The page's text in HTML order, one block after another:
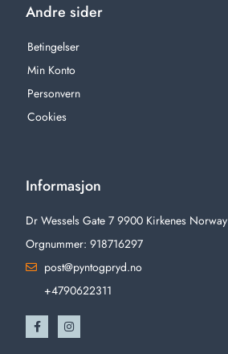
Andre sider
Betingelser
Min Konto
Personvern
Cookies
Informasjon
Dr Wessels Gate 7 9900 Kirkenes Norway
Orgnummer: 918716297
post@pyntogpryd.no
+4790622311